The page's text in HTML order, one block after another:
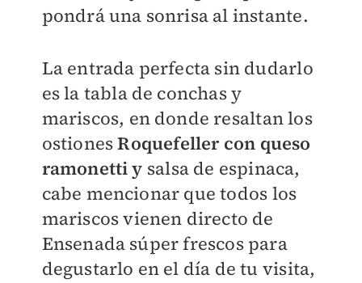
pondrá una sonrisa al instante.
La entrada perfecta sin dudarlo
es la tabla de conchas y
mariscos, en donde resaltan los
ostionesRoquefeller con queso
ramonetti y salsa de espinaca,
cabe mencionar que todos los
mariscos vienen directo de
Ensenada súper frescos para
degustarlo en el día de tu visita,